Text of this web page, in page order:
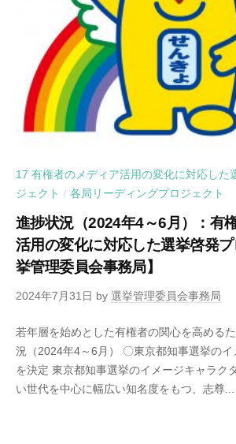
17 有権者のメディア活用の変化に対応した
ジェクト
/ 各局リーディングプロジェクト
進捗状況（2024年4～6月）：有
活用の変化に対応した選挙啓発
挙管理委員会事務局】
2024年7月31日 by 選挙管理委員会事務局
若年層を始めとした有権者の関心を高める
況（2024年4～6月） 〇東京都知事選挙の
を決定 東京都知事選挙のイメージキャラク
い世代を中心に幅広い知名度をもつ、志尊...